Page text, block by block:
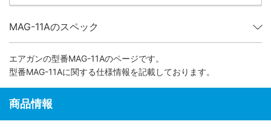
MAG-11Aのスペック
エアガンの型番MAG-11Aのページです。
型番MAG-11Aに関する仕様情報を記載しております。
商品情報